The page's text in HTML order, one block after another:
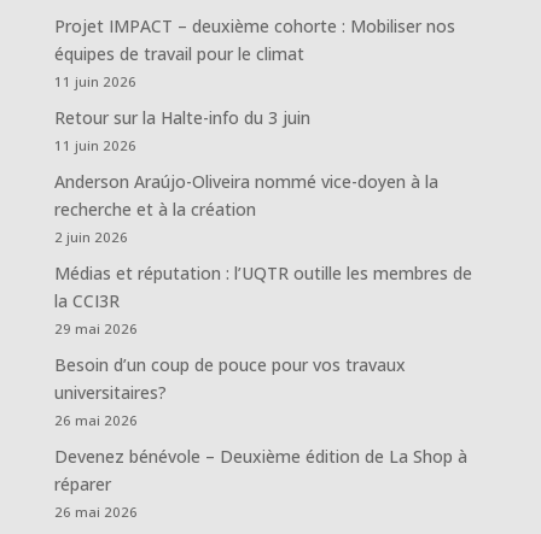
Projet IMPACT – deuxième cohorte : Mobiliser nos
équipes de travail pour le climat
11 juin 2026
Retour sur la Halte-info du 3 juin
11 juin 2026
Anderson Araújo-Oliveira nommé vice-doyen à la
recherche et à la création
2 juin 2026
Médias et réputation : l’UQTR outille les membres de
la CCI3R
29 mai 2026
Besoin d’un coup de pouce pour vos travaux
universitaires?
26 mai 2026
Devenez bénévole – Deuxième édition de La Shop à
réparer
26 mai 2026